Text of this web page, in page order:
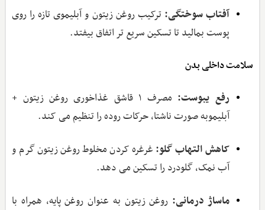
آفتاب‌‌ سوختگی: ترکیب روغن زیتون و آبلیموی تازه را روی
پوست بمالید تا تسکین سریع ‌تر اتفاق بیفتد.
سلامت داخلی بدن
رفع یبوست:
مصرف ۱ قاشق غذاخوری روغن زیتون +
آبلیموبه صورت ناشتا، حرکات روده را تنظیم می‌ کند.
کاهش التهاب گلو: غرغره کردن مخلوط روغن زیتون گرم و
آب نمک، گلودرد را تسکین می ‌دهد.
ماساژ درمانی: روغن زیتون به‌ عنوان روغن پایه، همراه با